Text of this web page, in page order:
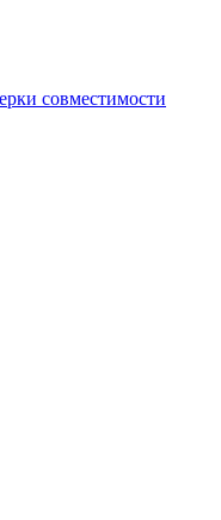
совместимости